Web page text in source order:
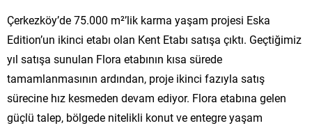
Çerkezköy’de 75.000 m²’lik karma yaşam projesi Eska
Edition’un ikinci etabı olan Kent Etabı satışa çıktı. Geçtiğimiz
yıl satışa sunulan Flora etabının kısa sürede
tamamlanmasının ardından, proje ikinci fazıyla satış
sürecine hız kesmeden devam ediyor. Flora etabına gelen
güçlü talep, bölgede nitelikli konut ve entegre yaşam